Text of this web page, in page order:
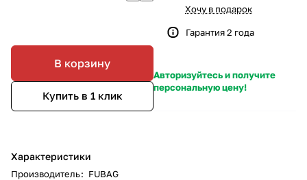
В корзину
Купить в 1 клик
Характеристики
Производитель: FUBAG
Хочу в подарок
Гарантия 2 года
Авторизуйтесь и получите
персональную цену!